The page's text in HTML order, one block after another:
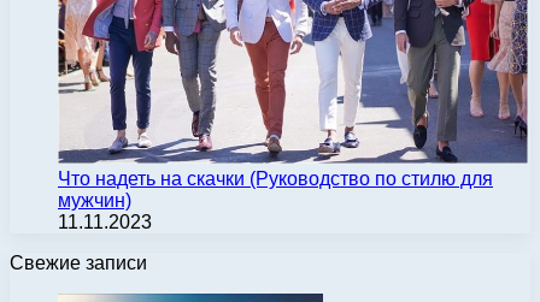
Что надеть на скачки (Руководство по стилю для
мужчин)
11.11.2023
Свежие записи